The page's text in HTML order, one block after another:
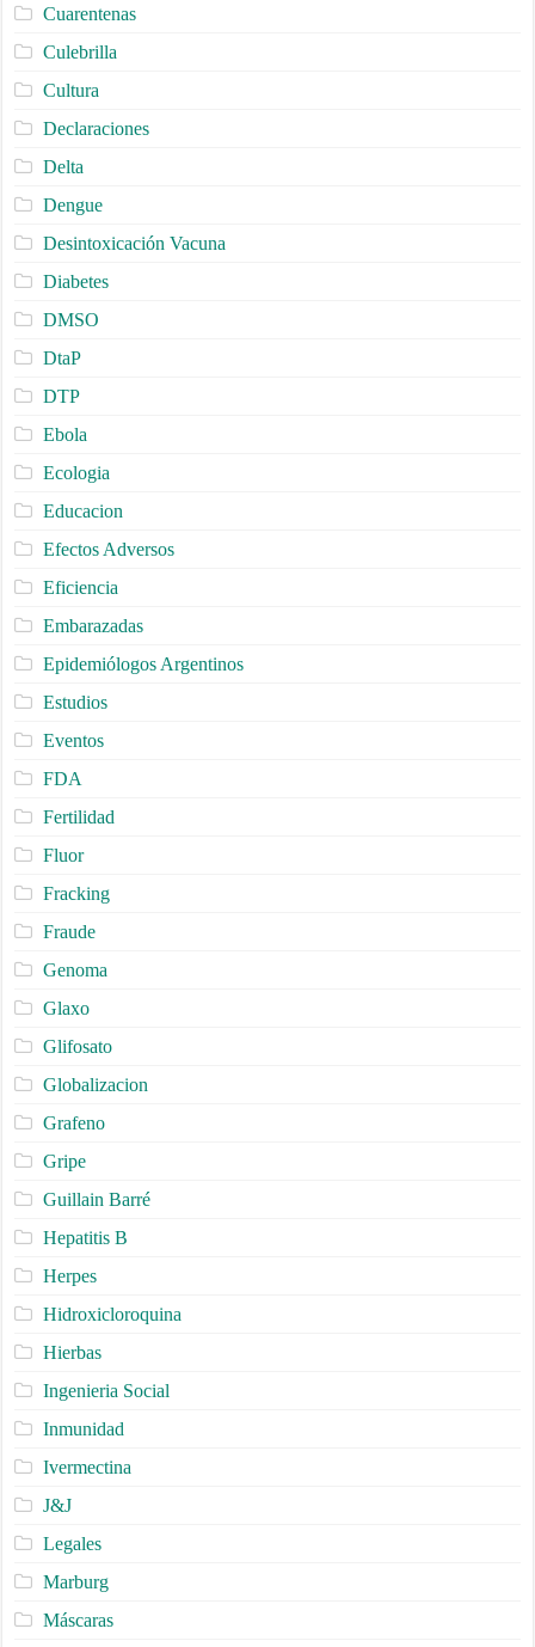
Cuarentenas
Culebrilla
Cultura
Declaraciones
Delta
Dengue
Desintoxicación Vacuna
Diabetes
DMSO
DtaP
DTP
Ebola
Ecologia
Educacion
Efectos Adversos
Eficiencia
Embarazadas
Epidemiólogos Argentinos
Estudios
Eventos
FDA
Fertilidad
Fluor
Fracking
Fraude
Genoma
Glaxo
Glifosato
Globalizacion
Grafeno
Gripe
Guillain Barré
Hepatitis B
Herpes
Hidroxicloroquina
Hierbas
Ingenieria Social
Inmunidad
Ivermectina
J&J
Legales
Marburg
Máscaras